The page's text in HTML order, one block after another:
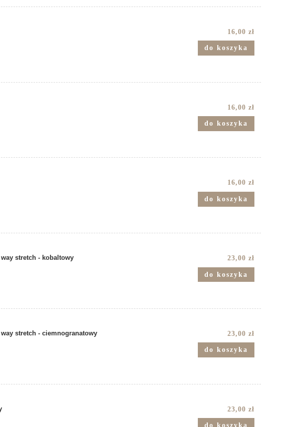
16,00 zł
do koszyka
16,00 zł
do koszyka
16,00 zł
do koszyka
stretch - kobaltowy 23,00 zł
do koszyka
stretch - ciemnogranatowy 23,00 zł
do koszyka
23,00 zł
do koszyka